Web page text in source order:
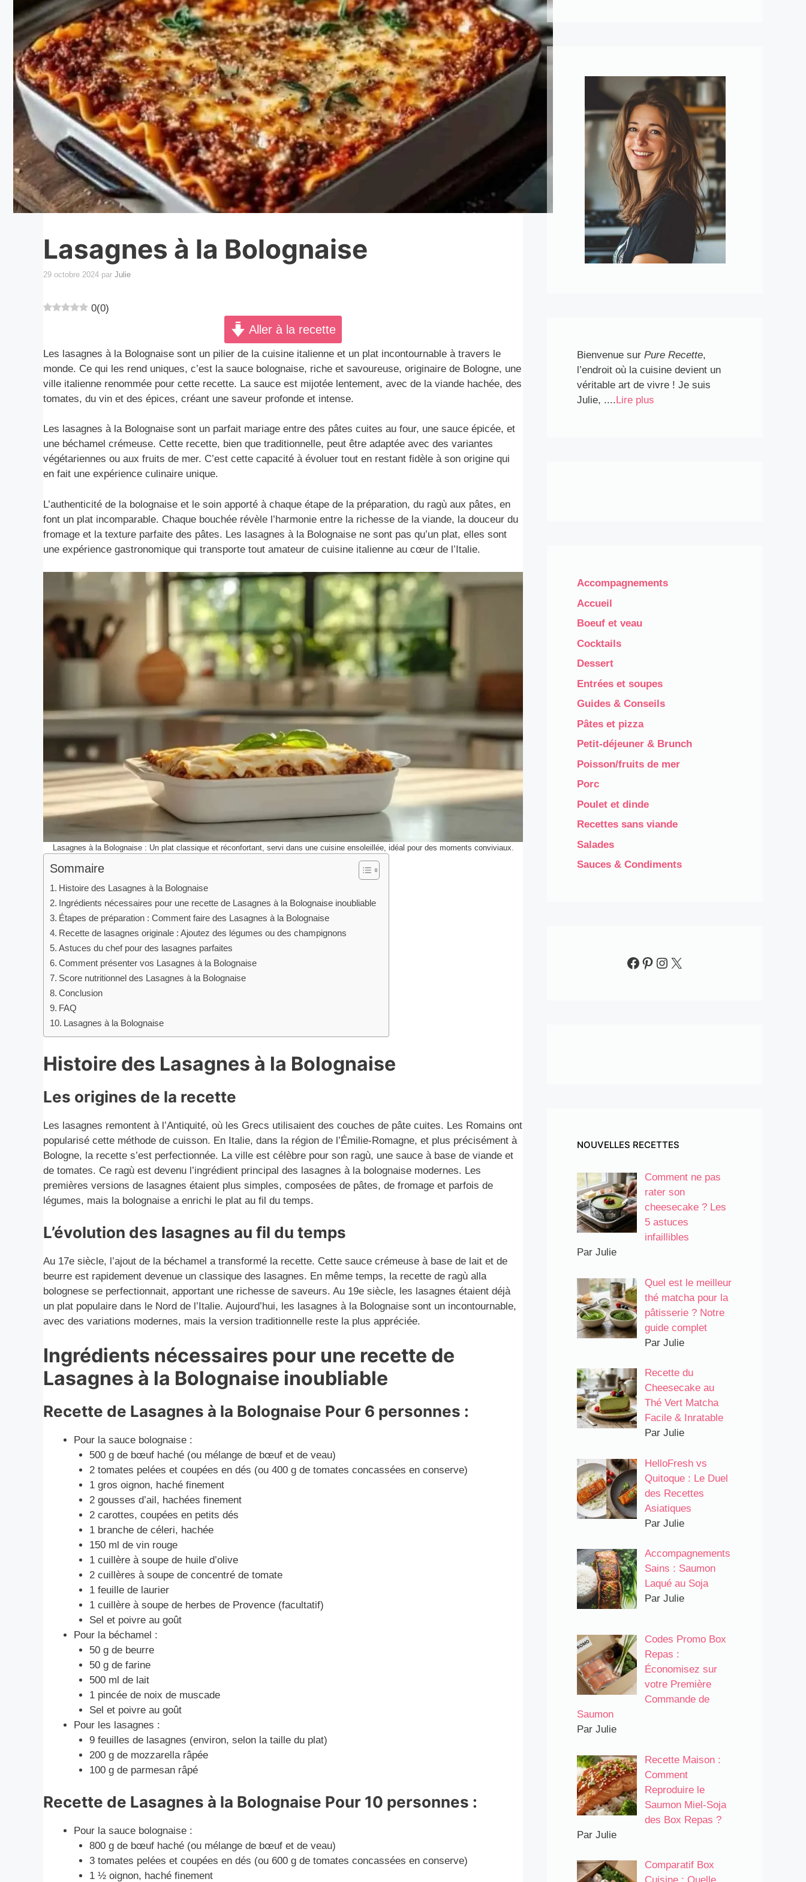
Lasagnes à la Bolognaise
29 octobre 2024 par Julie
0(0)
Aller à la recette
Les lasagnes à la Bolognaise sont un pilier de la cuisine italienne et un plat incontournable à travers le
monde. Ce qui les rend uniques, c’est la sauce bolognaise, riche et savoureuse, originaire de Bologne, une
ville italienne renommée pour cette recette. La sauce est mijotée lentement, avec de la viande hachée, des
tomates, du vin et des épices, créant une saveur profonde et intense.
Les lasagnes à la Bolognaise sont un parfait mariage entre des pâtes cuites au four, une sauce épicée, et
une béchamel crémeuse. Cette recette, bien que traditionnelle, peut être adaptée avec des variantes
végétariennes ou aux fruits de mer. C’est cette capacité à évoluer tout en restant fidèle à son origine qui
en fait une expérience culinaire unique.
L’authenticité de la bolognaise et le soin apporté à chaque étape de la préparation, du ragù aux pâtes, en
font un plat incomparable. Chaque bouchée révèle l’harmonie entre la richesse de la viande, la douceur du
fromage et la texture parfaite des pâtes. Les lasagnes à la Bolognaise ne sont pas qu’un plat, elles sont
une expérience gastronomique qui transporte tout amateur de cuisine italienne au cœur de l’Italie.
Lasagnes à la Bolognaise : Un plat classique et réconfortant, servi dans une cuisine ensoleillée, idéal pour des moments conviviaux.
Sommaire
Histoire des Lasagnes à la Bolognaise
Ingrédients nécessaires pour une recette de Lasagnes à la Bolognaise inoubliable
Étapes de préparation : Comment faire des Lasagnes à la Bolognaise
Recette de lasagnes originale : Ajoutez des légumes ou des champignons
Astuces du chef pour des lasagnes parfaites
Comment présenter vos Lasagnes à la Bolognaise
Score nutritionnel des Lasagnes à la Bolognaise
Conclusion
FAQ
Lasagnes à la Bolognaise
Histoire des Lasagnes à la Bolognaise
Les origines de la recette
Les lasagnes remontent à l’Antiquité, où les Grecs utilisaient des couches de pâte cuites. Les Romains ont
popularisé cette méthode de cuisson. En Italie, dans la région de l’Émilie-Romagne, et plus précisément à
Bologne, la recette s’est perfectionnée. La ville est célèbre pour son ragù, une sauce à base de viande et
de tomates. Ce ragù est devenu l’ingrédient principal des lasagnes à la bolognaise modernes. Les
premières versions de lasagnes étaient plus simples, composées de pâtes, de fromage et parfois de
légumes, mais la bolognaise a enrichi le plat au fil du temps.
L’évolution des lasagnes au fil du temps
Au 17e siècle, l’ajout de la béchamel a transformé la recette. Cette sauce crémeuse à base de lait et de
beurre est rapidement devenue un classique des lasagnes. En même temps, la recette de ragù alla
bolognese se perfectionnait, apportant une richesse de saveurs. Au 19e siècle, les lasagnes étaient déjà
un plat populaire dans le Nord de l’Italie. Aujourd’hui, les lasagnes à la Bolognaise sont un incontournable,
avec des variations modernes, mais la version traditionnelle reste la plus appréciée.
Ingrédients nécessaires pour une recette de
Lasagnes à la Bolognaise inoubliable
Recette de Lasagnes à la Bolognaise Pour 6 personnes :
Pour la sauce bolognaise :
500 g de bœuf haché (ou mélange de bœuf et de veau)
2 tomates pelées et coupées en dés (ou 400 g de tomates concassées en conserve)
1 gros oignon, haché finement
2 gousses d’ail, hachées finement
2 carottes, coupées en petits dés
1 branche de céleri, hachée
150 ml de vin rouge
1 cuillère à soupe de huile d’olive
2 cuillères à soupe de concentré de tomate
1 feuille de laurier
1 cuillère à soupe de herbes de Provence (facultatif)
Sel et poivre au goût
Pour la béchamel :
50 g de beurre
50 g de farine
500 ml de lait
1 pincée de noix de muscade
Sel et poivre au goût
Pour les lasagnes :
9 feuilles de lasagnes (environ, selon la taille du plat)
200 g de mozzarella râpée
100 g de parmesan râpé
Recette de Lasagnes à la Bolognaise Pour 10 personnes :
Pour la sauce bolognaise :
800 g de bœuf haché (ou mélange de bœuf et de veau)
3 tomates pelées et coupées en dés (ou 600 g de tomates concassées en conserve)
1 ½ oignon, haché finement
Bienvenue sur Pure Recette,
l’endroit où la cuisine devient un
véritable art de vivre ! Je suis
Julie, ....Lire plus
Accompagnements
Accueil
Boeuf et veau
Cocktails
Dessert
Entrées et soupes
Guides & Conseils
Pâtes et pizza
Petit-déjeuner & Brunch
Poisson/fruits de mer
Porc
Poulet et dinde
Recettes sans viande
Salades
Sauces & Condiments​
Facebook
Pinterest
Instagram
X
NOUVELLES RECETTES
Comment ne pas
rater son
cheesecake ? Les
5 astuces
infaillibles
Par Julie
Quel est le meilleur
thé matcha pour la
pâtisserie ? Notre
guide complet
Par Julie
Recette du
Cheesecake au
Thé Vert Matcha
Facile & Inratable
Par Julie
HelloFresh vs
Quitoque : Le Duel
des Recettes
Asiatiques
Par Julie
Accompagnements
Sains : Saumon
Laqué au Soja
Par Julie
Codes Promo Box
Repas :
Économisez sur
votre Première
Commande de
Saumon
Par Julie
Recette Maison :
Comment
Reproduire le
Saumon Miel-Soja
des Box Repas ?
Par Julie
Comparatif Box